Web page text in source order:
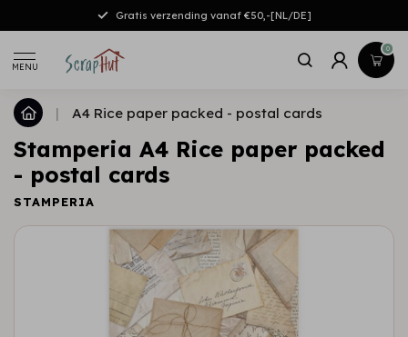
Gratis verzending vanaf €50,-[NL/DE]
MENU
0
| A4 Rice paper packed - postal cards
Stamperia A4 Rice paper packed
- postal cards
STAMPERIA